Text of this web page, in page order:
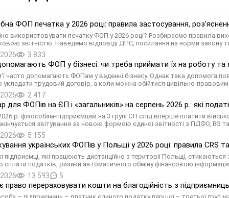
ФОП печатка у 2026 році: правила застосування,
використовувати печатку ФОП у 2026 році? Розбираємо правила
звітністю. Наведемо відповіді ДПС, посилання на норми закону
3 833
ФОП у бізнесі: чи треба приймати їх на роботу
часто допомагають ФОПам у веденні бізнесу. Однак така допомога
укладати трудовий договір, а коли можна обійтися цивільно-
2 417
для ФОПів на ЄП і «загальників» на серпень 2026 р.: які
р. фізособам-підприємцям на 3 групі ЄП слід вперше платити
звітування за новою формою єдиної звітності з ПДФО, ВЗ
5 155
українських ФОПів у Польщі у 2026 році: правила CRS
підприємці, які працюють дистанційно з території Польщі,
сплати податків, ризики автоматичного обміну фінансовою
13 593 5
перераховувати кошти на благодійність з